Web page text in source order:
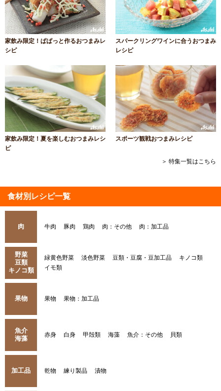
家飲み限定！ぱぱっと作るおつまみレ
シピ
スパークリングワインに合うおつまみ
レシピ
家飲み限定！夏を楽しむおつまみレシ
ピ
スポーツ観戦おつまみレシピ
＞ 特集一覧はこちら
食材別レシピ一覧
肉 牛肉 豚肉 鶏肉 肉：その他 肉：加工品
野菜
豆類
キノコ類
緑黄色野菜 淡色野菜 豆類・豆腐・豆加工品
キノコ類
イモ類
果物 果物 果物：加工品
魚介
海藻
赤身 白身 甲殻類 海藻 魚介：その他 貝類
加工品 乾物 練り製品 漬物